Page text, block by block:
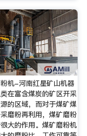
机-河南红星矿山机器
在富含煤炭的矿区开采
的区域，而对于煤矿煤
磨粉再利用，煤矿磨粉
大的作用。煤矿磨粉机